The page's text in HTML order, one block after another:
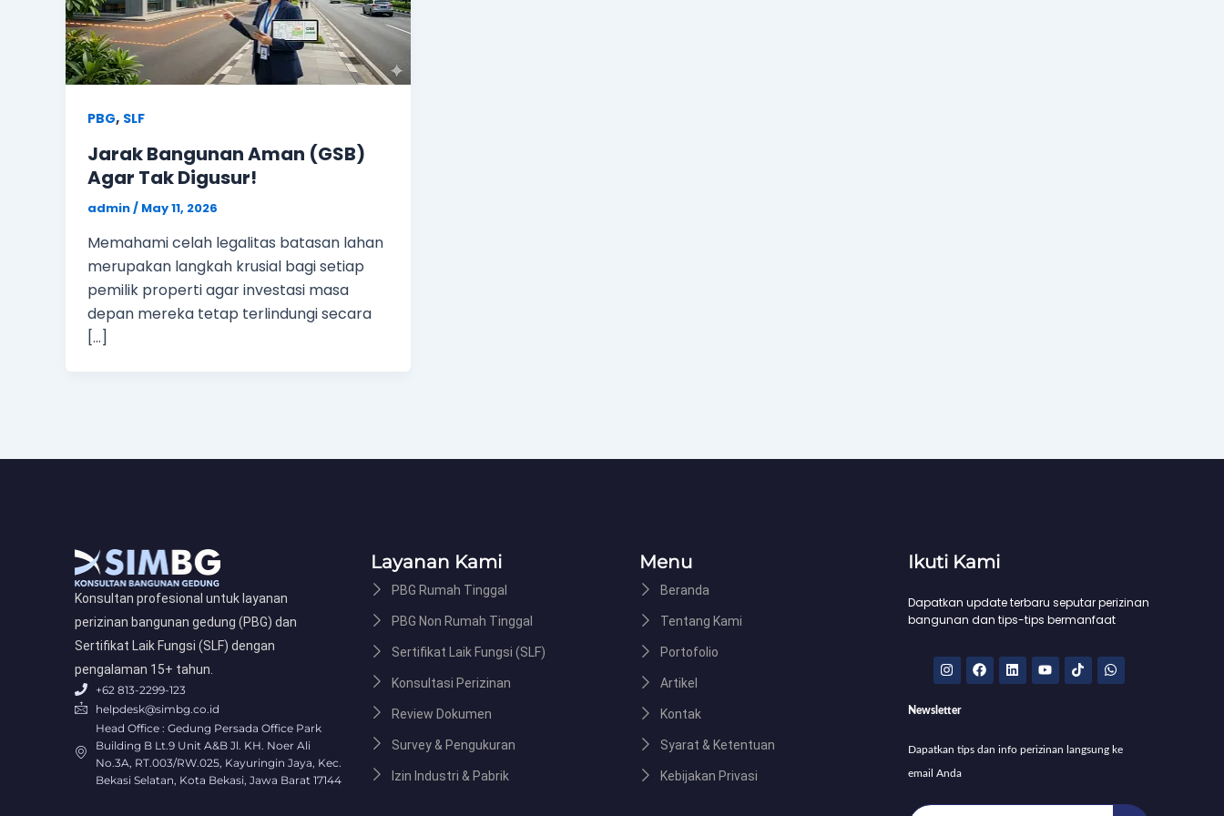
PBG, SLF
Jarak Bangunan Aman (GSB)
Agar Tak Digusur!
admin/ May 11, 2026
Memahami celah legalitas batasan lahan
merupakan langkah krusial bagi setiap
pemilik properti agar investasi masa
depan mereka tetap terlindungi secara
[…]
Konsultan profesional untuk layanan
perizinan bangunan gedung (PBG) dan
Sertifikat Laik Fungsi (SLF) dengan
pengalaman 15+ tahun.
+62 813-2299-123
helpdesk@simbg.co.id
Head Office : Gedung Persada Office Park
Building B Lt.9 Unit A&B Jl. KH. Noer Ali
No.3A, RT.003/RW.025, Kayuringin Jaya, Kec.
Bekasi Selatan, Kota Bekasi, Jawa Barat 17144
Layanan Kami
PBG Rumah Tinggal
PBG Non Rumah Tinggal
Sertifikat Laik Fungsi (SLF)
Konsultasi Perizinan
Review Dokumen
Survey & Pengukuran
Izin Industri & Pabrik
Menu
Beranda
Tentang Kami
Portofolio
Artikel
Kontak
Syarat & Ketentuan
Kebijakan Privasi
Ikuti Kami
Dapatkan update terbaru seputar perizinan
bangunan dan tips-tips bermanfaat
I
n
s
t
a
r
a
m
F
a
c
o
k
L
i
n
i
n
Y
o
u
e
T
i
k
W
h
a
p
p
Newsletter
Dapatkan tips dan info perizinan langsung ke
email Anda